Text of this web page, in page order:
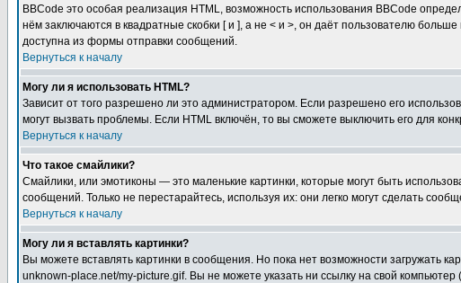
BBCode это особая реализация HTML, возможность использования BBCode
нём заключаются в квадратные скобки [ и ], а не < и >, он даёт пользователю
доступна из формы отправки сообщений.
Вернуться к началу
Могу ли я использовать HTML?
Зависит от того разрешено ли это администратором. Если разрешено его
могут вызвать проблемы. Если HTML включён, то вы сможете выключить его для
Вернуться к началу
Что такое смайлики?
Смайлики, или эмотиконы — это маленькие картинки, которые могут быть
сообщений. Только не перестарайтесь, используя их: они легко могут сделать
Вернуться к началу
Могу ли я вставлять картинки?
Вы можете вставлять картинки в сообщения. Но пока нет возможности загружать
unknown-place.net/my-picture.gif. Вы не можете указать ни ссылку на свой